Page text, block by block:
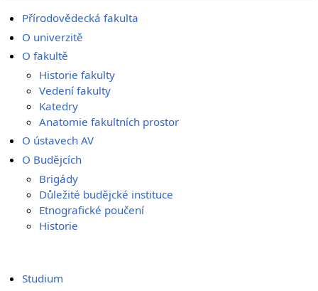
Přírodovědecká fakulta
O univerzitě
O fakultě
Historie fakulty
Vedení fakulty
Katedry
Anatomie fakultních prostor
O ústavech AV
O Budějcích
Brigády
Důležité budějcké instituce
Etnografické poučení
Historie
Studium